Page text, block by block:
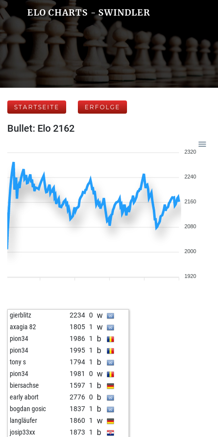
ELO CHARTS - SWINDLER
STARTSEITE ERFOLGE
Bullet: Elo 2162
2320
2240
2160
2080
2000
1920
gierblitz 2234 0 w
axagia 82 1805 1 w
pion34 1986 1 b
pion34 1995 1 b
tony s 1794 1 b
pion34 1981 0 w
biersachse 1597 1 b
early abort 2776 0 b
bogdan gosic 1837 1 b
langläufer 1860 1 w
josip33xx 1873 1 b